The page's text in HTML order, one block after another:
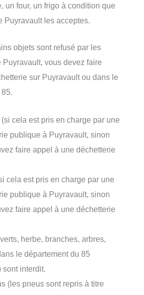
un four, un frigo à condition que
Puyravault les acceptes.
objets sont refusé par les
Puyravault, vous devez faire
sur Puyravault ou dans le
cela est pris en charge par une
publique à Puyravault, sinon
faire appel à une déchetterie
cela est pris en charge par une
publique à Puyravault, sinon
faire appel à une déchetterie
herbe, branches, arbres,
le département du 85
sont interdit.
(les pneus sont repris à titre